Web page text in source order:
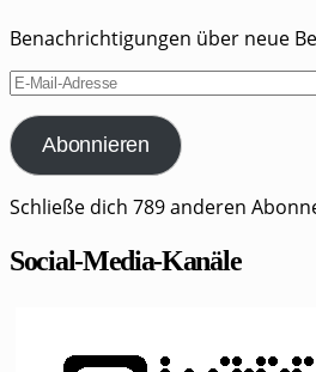
Benachrichtigungen über neue
E-
Mail-
Adresse
Abonnieren
Schließe dich 789 anderen
Social-Media-Kanäle